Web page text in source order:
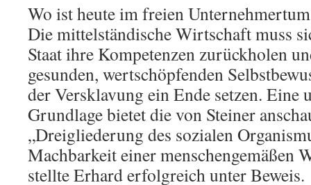
Wo ist heute im freien
Die mittelständische Wirtschaft muss
Staat ihre Kompetenzen zurückholen
gesunden, wertschöpfenden
der Versklavung ein Ende setzen. Eine
Grundlage bietet die von Steiner
„Dreigliederung des sozialen
Machbarkeit einer menschengemäßen
stellte Erhard erfolgreich unter Beweis.